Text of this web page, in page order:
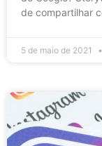
de compartilhar
5 de maio de 2021